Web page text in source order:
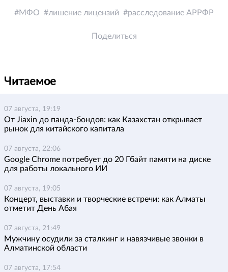
МФО лишение лицензий расследование АРРФР
Поделиться
Читаемое
07 августа, 19:19
От Jiaxin до панда-бондов: как Казахстан открывает
рынок для китайского капитала
07 августа, 22:06
Google Chrome потребует до 20 Гбайт памяти на диске
для работы локального ИИ
07 августа, 19:05
Концерт, выставки и творческие встречи: как Алматы
отметит День Абая
07 августа, 21:49
Мужчину осудили за сталкинг и навязчивые звонки в
Алматинской области
07 августа, 17:54